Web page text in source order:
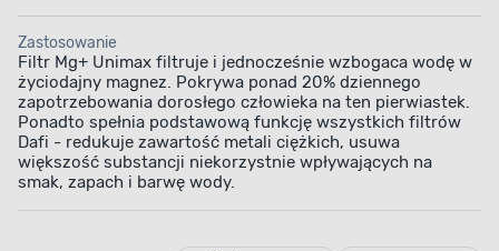
Zastosowanie
Filtr Mg+ Unimax filtruje i jednocześnie wzbogaca wodę w
życiodajny magnez. Pokrywa ponad 20% dziennego
zapotrzebowania dorosłego człowieka na ten pierwiastek.
Ponadto spełnia podstawową funkcję wszystkich filtrów
Dafi - redukuje zawartość metali ciężkich, usuwa
większość substancji niekorzystnie wpływających na
smak, zapach i barwę wody.